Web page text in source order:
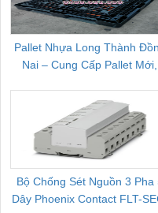
Pallet Nhựa Long Thành
Nai – Cung Cấp Pallet Mới,
Bộ Chống Sét Nguồn 3 Pha
Dây Phoenix Contact FLT-